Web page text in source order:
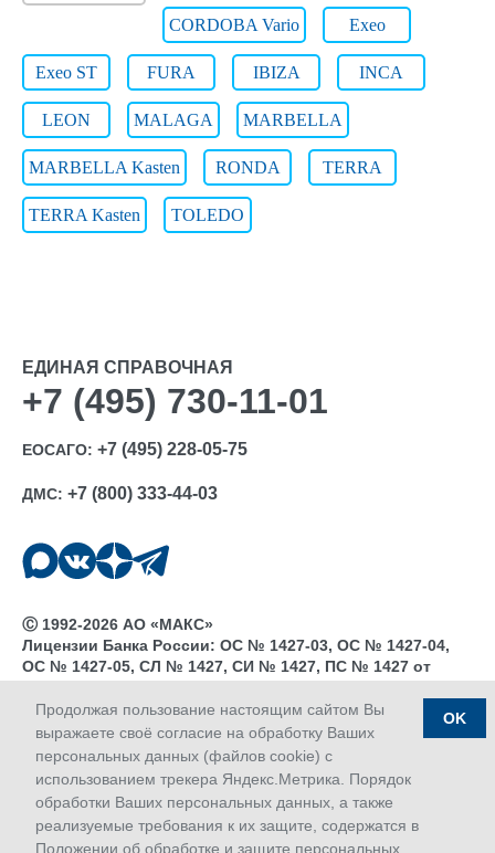
CORDOBA Vario Exeo
Exeo ST FURA IBIZA INCA
LEON MALAGA MARBELLA
MARBELLA Kasten RONDA TERRA
TERRA Kasten TOLEDO
Продолжая пользование настоящим сайтом Вы
выражаете своё согласие на обработку Ваших
персональных данных (файлов cookie) с
использованием трекера Яндекс.Метрика. Порядок
обработки Ваших персональных данных, а также
реализуемые требования к их защите, содержатся в
Положении об обработке и защите персональных
OK
ЕДИНАЯ СПРАВОЧНАЯ
+7 (495) 730-11-01
ЕОСАГО: +7 (495) 228-05-75
ДМС: +7 (800) 333-44-03
Ⓒ 1992-2026 АО «МАКС»
Лицензии Банка России: ОС № 1427-03, ОС № 1427-04,
ОС № 1427-05, СЛ № 1427, СИ № 1427, ПС № 1427 от
Дата последнего изменения сайта 07.08.2026 18:40